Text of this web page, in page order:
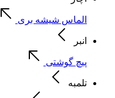
الماس شیشه بری
انبر
پیچ گوشتی
تلمبه